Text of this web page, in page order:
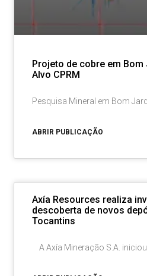
Projeto de cobre em Bom
Alvo CPRM
Pesquisa Mineral em Bom
ABRIR PUBLICAÇÃO
Axía Resources realiza
descoberta de novos
Tocantins
A Axía Mineração S.A.